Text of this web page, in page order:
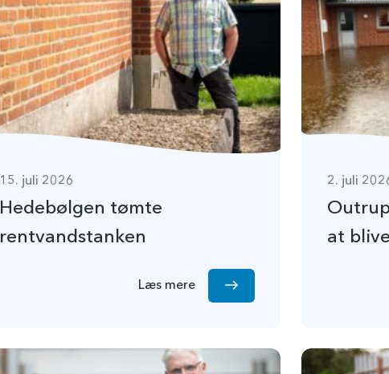
15. juli 2026
Hedebølgen tømte
rentvandstanken
Læs mere
2. juli
at